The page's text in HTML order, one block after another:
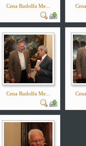
Cena Rudolfa Me...
Cena Rudolfa Me...